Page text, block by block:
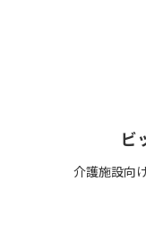
ビ
介護施設向